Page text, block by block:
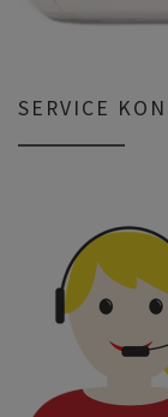
SERVICE